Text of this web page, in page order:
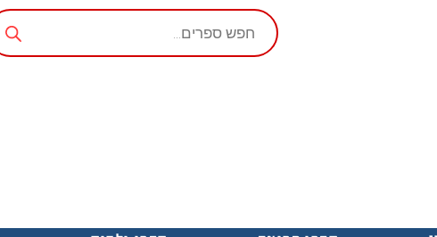
Products
search